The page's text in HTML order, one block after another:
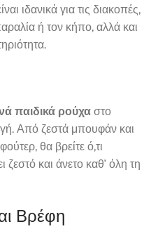
ιδανικά για τις διακοπές,
ή τον κήπο, αλλά και
παιδικά ρούχα στο
Από ζεστά μπουφάν και
θα βρείτε ό,τι
ζεστό και άνετο καθ’ όλη τη
Βρέφη